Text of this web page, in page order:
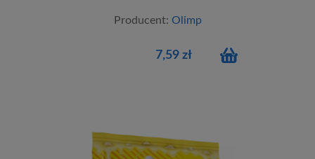
Producent: Olimp
7,59 zł